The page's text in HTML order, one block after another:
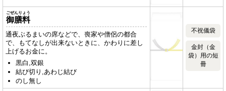
御膳料
ごぜんりょう
通夜ぶるまいの席などで、喪家や僧侶の都合
で、もてなしが出来ないときに、かわりに差し
上げるお金に。
黒白,双銀
結び切り,あわじ結び
のし無し
不祝儀袋
金封（金
袋）用の短
冊